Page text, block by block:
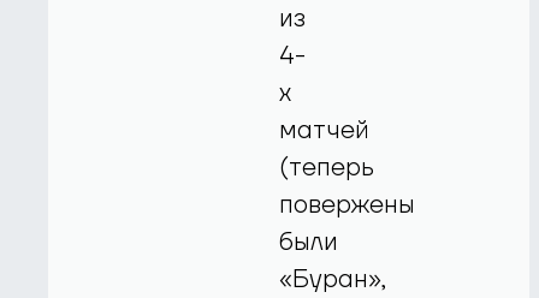
из
4-
х
матчей
(теперь
повержены
были
«Буран»,